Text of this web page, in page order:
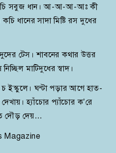
সবুজ ধান। আ-আ-আ-আঃ কী
ধানের সাদা মিষ্টি রস দুধের
টেস। শাবনের কথার উত্তর
মাটিদুধের স্বাদ।
ইস্কুলে। ঘন্টা পড়ার আগে হাত-
হ্যাঁচোর প্যাঁচোর ক’রে
দৌড় দেয়…